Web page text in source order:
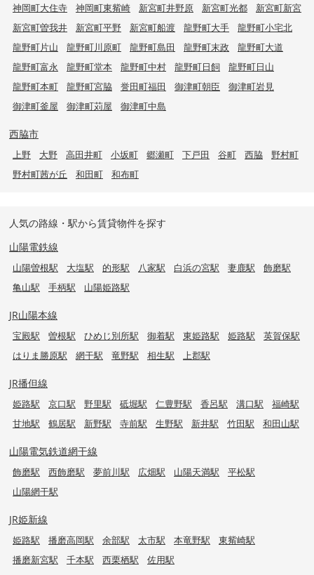
神岡町大住寺
神岡町東觜崎 新宮町井野原 新宮町光都
新宮町新宮
新宮町曽我井
新宮町平野 新宮町船渡 龍野町大手
龍野町小宅北
龍野町片山
龍野町川原町 龍野町島田 龍野町末政
龍野町大道
龍野町富永
龍野町堂本 龍野町中村 龍野町日飼
龍野町日山
龍野町本町
龍野町宮脇 誉田町福田 御津町朝臣
御津町岩見
御津町釜屋
御津町苅屋 御津町中島
西脇市
上野 大野 高田井町 小坂町 郷瀬町 下戸田 谷町 西脇
野村町
野村町茜が丘
和田町 和布町
人気の路線・駅から賃貸物件を探す
山陽電鉄線
山陽曽根駅 大塩駅 的形駅 八家駅 白浜の宮駅 妻鹿駅
飾磨駅
亀山駅
手柄駅 山陽姫路駅
JR山陽本線
宝殿駅 曽根駅 ひめじ別所駅 御着駅 東姫路駅 姫路駅
英賀保駅
はりま勝原駅
網干駅 竜野駅 相生駅 上郡駅
JR播但線
姫路駅 京口駅 野里駅 砥堀駅 仁豊野駅 香呂駅 溝口駅
福崎駅
甘地駅
鶴居駅 新野駅 寺前駅 生野駅 新井駅 竹田駅 和田山駅
山陽電気鉄道網干線
飾磨駅 西飾磨駅 夢前川駅 広畑駅 山陽天満駅
平松駅
山陽網干駅
JR姫新線
姫路駅 播磨高岡駅 余部駅 太市駅 本竜野駅
東觜崎駅
播磨新宮駅
千本駅 西栗栖駅 佐用駅